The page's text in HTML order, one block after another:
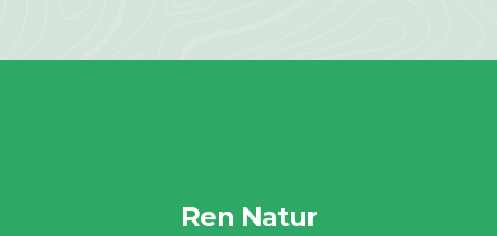
Ren Natur